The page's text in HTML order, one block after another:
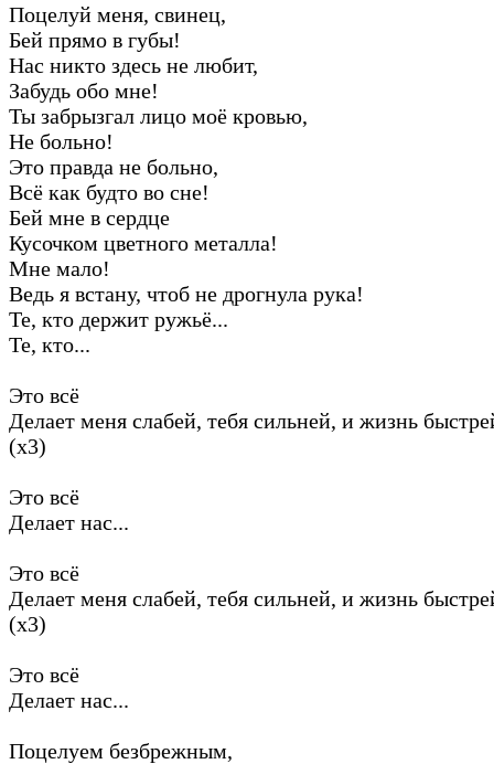
Поцелуй меня, свинец,
Бей прямо в губы!
Нас никто здесь не любит,
Забудь обо мне!
Ты забрызгал лицо моё кровью,
Не больно!
Это правда не больно,
Всё как будто во сне!
Бей мне в сердце
Кусочком цветного металла!
Мне мало!
Ведь я встану, чтоб не дрогнула рука!
Те, кто держит ружьё...
Те, кто...
Это всё
Делает меня слабей, тебя сильней, и жизнь
(х3)
Это всё
Делает нас...
Это всё
Делает меня слабей, тебя сильней, и жизнь
(х3)
Это всё
Делает нас...
Поцелуем безбрежным,